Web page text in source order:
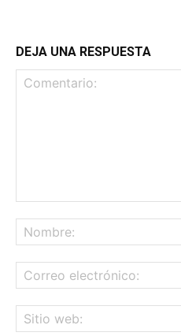
DEJA UNA RESPUESTA